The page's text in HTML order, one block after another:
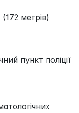
метрів)
пункт поліції